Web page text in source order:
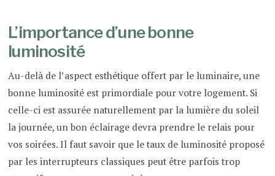
L’importance d’une bonne
luminosité
Au-delà de l’aspect esthétique offert par le luminaire, une
bonne luminosité est primordiale pour votre logement. Si
celle-ci est assurée naturellement par la lumière du soleil
la journée, un bon éclairage devra prendre le relais pour
vos soirées. Il faut savoir que le taux de luminosité proposé
par les interrupteurs classiques peut être parfois trop